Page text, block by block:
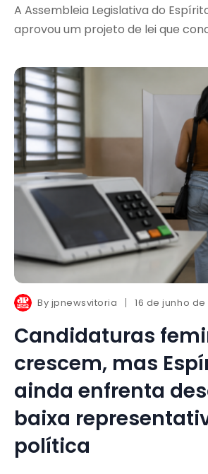
A Assembleia Legislativa do
aprovou um projeto de lei que
By jpnewsvitoria 16 de junho de
Candidaturas
crescem, mas
ainda enfrenta
baixa
política